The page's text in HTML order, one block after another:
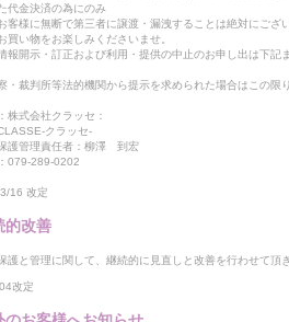
代金決済の為にのみ
客様に無断で第三者に譲渡・漏洩することは絶対にござ
買い物をお楽しみくださいませ。
報開示・訂正および利用・提供の中止のお申し出は下記
・裁判所等法的機関から提示を求められた場合はこの限
株式会社クラッセ：
クラッセ-
護管理責任者：柳澤 到宏
079-289-0202
16 改定
的改善
護と管理に関して、継続的に見直しと改善を行わせて頂き
改定